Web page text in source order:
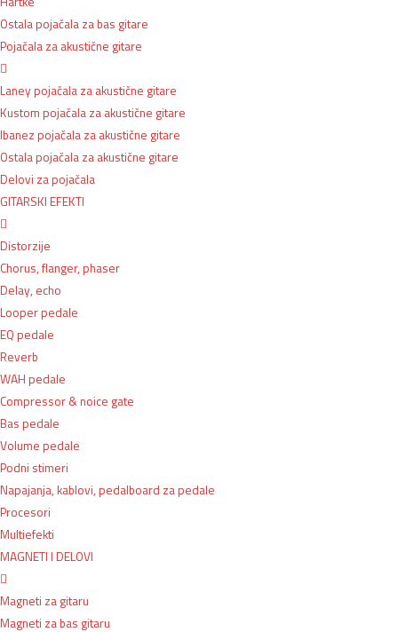
Ostala pojačala za bas gitare
Pojačala za akustične gitare
Laney pojačala za akustične gitare
Kustom pojačala za akustične gitare
Ibanez pojačala za akustične gitare
Ostala pojačala za akustične gitare
Delovi za pojačala
GITARSKI EFEKTI
Distorzije
Chorus, flanger, phaser
Delay, echo
Looper pedale
EQ pedale
Reverb
WAH pedale
Compressor & noice gate
Bas pedale
Volume pedale
Podni stimeri
Napajanja, kablovi, pedalboard za pedale
Procesori
Multiefekti
MAGNETI I DELOVI
Magneti za gitaru
Magneti za bas gitaru